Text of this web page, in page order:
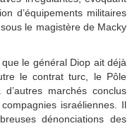
d’équipements militaires
le magistère de Macky
que le général Diop ait déjà
le contrat turc, le Pôle
d’autres marchés conclus
israéliennes. Il
dénonciations des